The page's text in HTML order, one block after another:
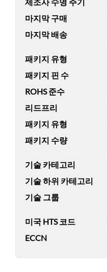
제조사 수명 주기
마지막 구매
마지막 배송
패키지 유형
패키지 핀 수
ROHS 준수
리드프리
패키지 유형
패키지 수량
기술 카테고리
기술 하위 카테고리
기술 그룹
미국 HTS 코드
ECCN